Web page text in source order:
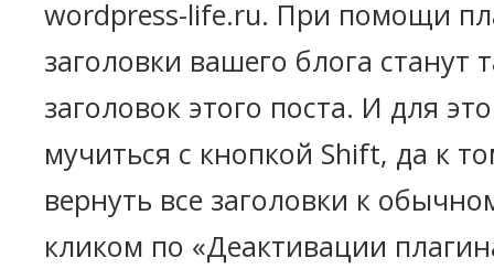
wordpress-life.ru. При помощи
заголовки вашего блога станут
заголовок этого поста. И для
мучиться с кнопкой Shift, да к
вернуть все заголовки к
кликом по «Деактивации